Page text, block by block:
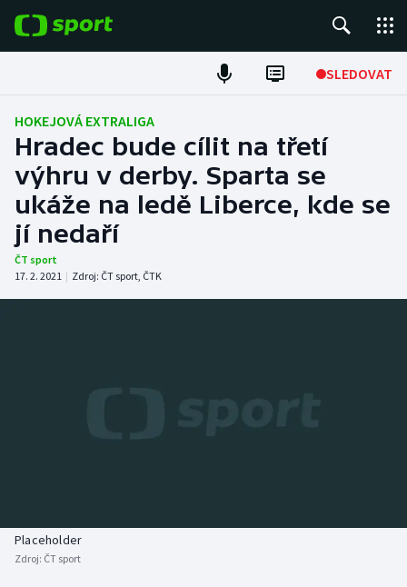
SLEDOVAT
Fotbal
Hokej
Tenis
Atletika
Boby a skeleton
AZ kvíz
HOKEJOVÁ EXTRALIGA
Hradec bude cílit na třetí
výhru v derby. Sparta se
ukáže na ledě Liberce, kde se
jí nedaří
ČT sport
17. 2. 2021 | Zdroj: ČT sport, ČTK
Placeholder
Zdroj: ČT sport